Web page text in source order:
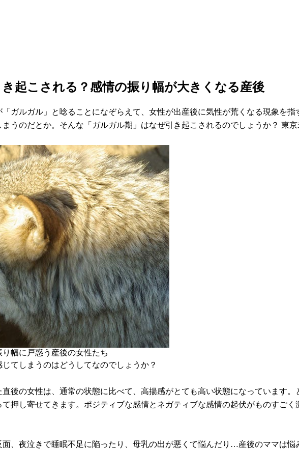
き起こされる？感情の振り幅が大きくなる産後
「ガルガル」と唸ることになぞらえて、女性が出産後に気性が荒くなる現象を
うのだとか。そんな「ガルガル期」はなぜ引き起こされるのでしょうか？ 東
幅に戸惑う産後の女性たち
てしまうのはどうしてなのでしょうか？
直後の女性は、通常の状態に比べて、高揚感がとても高い状態になっています
押し寄せてきます。ポジティブな感情とネガティブな感情の起伏がものすご
、夜泣きで睡眠不足に陥ったり、母乳の出が悪くて悩んだり…産後のママは悩